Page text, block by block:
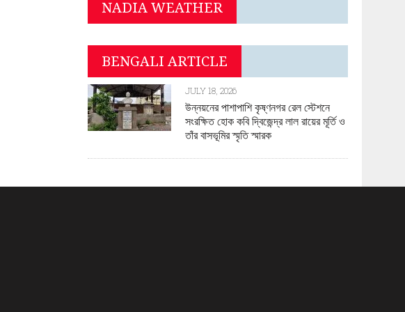
NADIA WEATHER
BENGALI ARTICLE
JULY 18, 2026
উন্নয়নের পাশাপাশি কৃষ্ণনগর রেল স্টেশনে
সংরক্ষিত হোক কবি দ্বিজেন্দ্র লাল রায়ের মূর্তি ও
তাঁর বাসভূমির স্মৃতি স্মারক